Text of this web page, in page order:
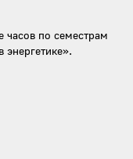
часов по семестрам